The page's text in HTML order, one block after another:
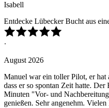
Isabell
Entdecke Lübecker Bucht aus
·
August 2026
Manuel war ein toller Pilot, er hat
dass er so spontan Zeit hatte.
Minuten "Vor- und
genießen. Sehr angenehm.